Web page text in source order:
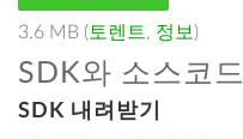
3.6 MB ( 토렌트, 정보 )
SDK와 소스코드
SDK 내려받기